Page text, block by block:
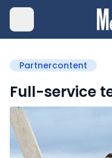
Partnercontent
Full-service